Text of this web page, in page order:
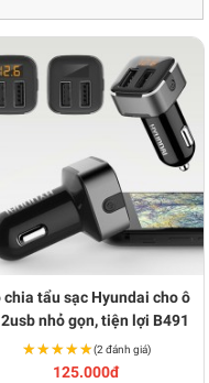
chia tẩu sạc Hyundai cho ô
nhỏ gọn, tiện lợi B491
★★★★★
★★★★★(2 đánh giá)
125.000đ